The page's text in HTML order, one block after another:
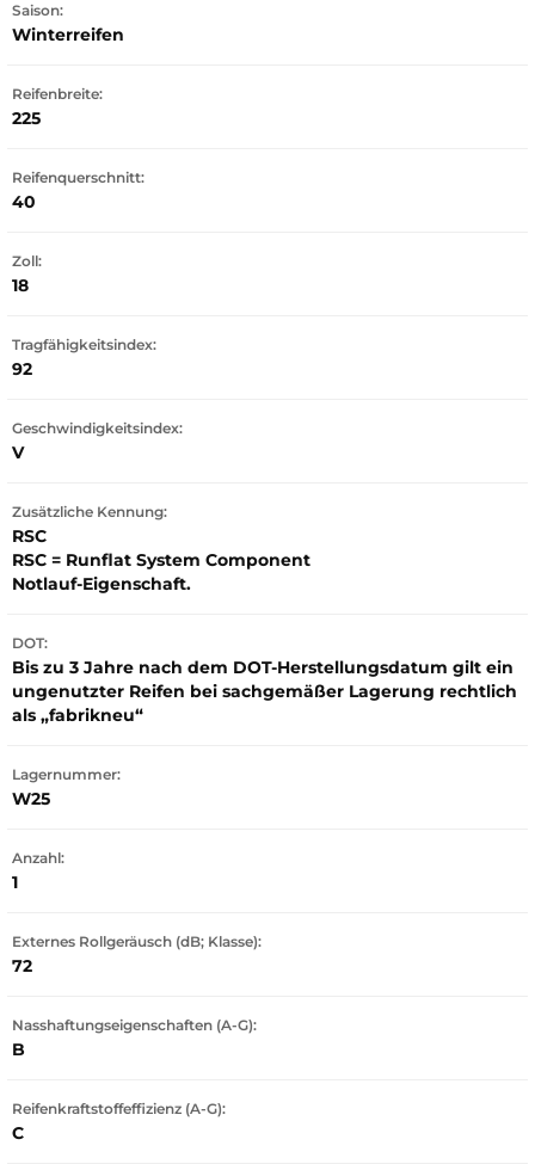
Saison:
Winterreifen
Reifenbreite:
225
Reifenquerschnitt:
40
Zoll:
18
Tragfähigkeitsindex:
92
Geschwindigkeitsindex:
V
Zusätzliche Kennung:
RSC
RSC = Runflat System Component
Notlauf-Eigenschaft.
DOT:
Bis zu 3 Jahre nach dem DOT-Herstellungsdatum gilt ein
ungenutzter Reifen bei sachgemäßer Lagerung rechtlich
als „fabrikneu“
Lagernummer:
W25
Anzahl:
1
Externes Rollgeräusch (dB; Klasse):
72
Nasshaftungseigenschaften (A-G):
B
Reifenkraftstoffeffizienz (A-G):
C